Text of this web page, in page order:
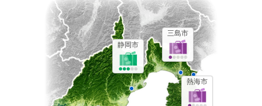
静岡市
熱海市
三島市